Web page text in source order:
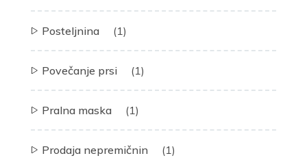
Posteljnina (1)
Povečanje prsi (1)
Pralna maska (1)
Prodaja nepremičnin (1)